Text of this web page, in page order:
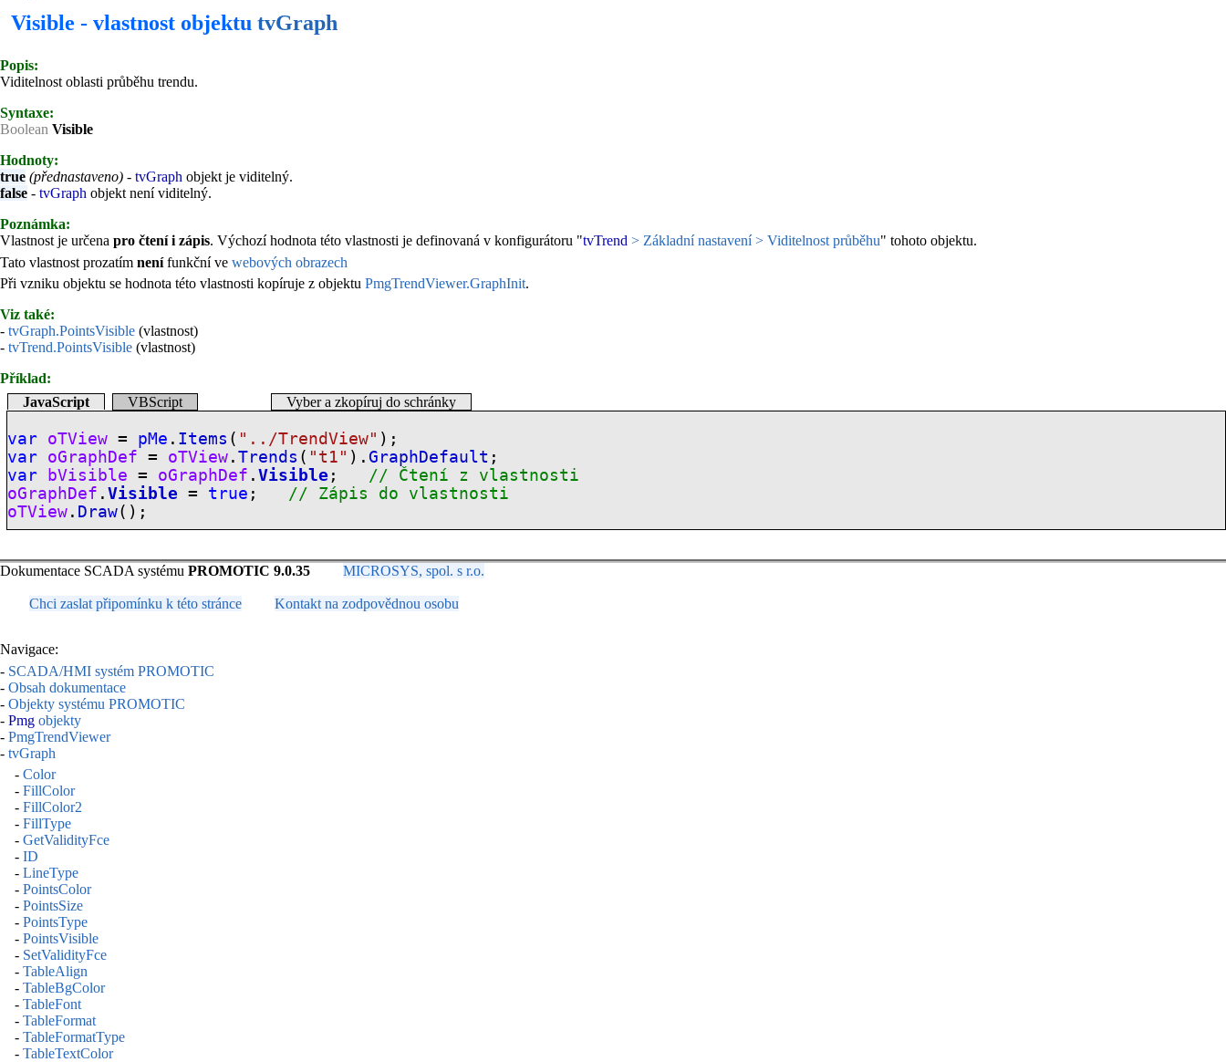
Visible - vlastnost objektu tvGraph
Popis:
Viditelnost oblasti průběhu trendu.
Syntaxe:
Boolean Visible
Hodnoty:
true (přednastaveno) - tvGraph objekt je viditelný.
false - tvGraph objekt není viditelný.
Poznámka:
Vlastnost je určena pro čtení i zápis. Výchozí hodnota této vlastnosti je definovaná v konfigurátoru "tvTrend > Základní nastavení > Viditelnost průběhu" tohoto objektu.
Tato vlastnost prozatím nenífunkční ve webových obrazech
Při vzniku objektu se hodnota této vlastnosti kopíruje z objektu PmgTrendViewer.GraphInit.
Viz také:
- tvGraph.PointsVisible (vlastnost)
- tvTrend.PointsVisible (vlastnost)
Příklad:
JavaScript
VBScript Vyber a zkopíruj do schránky
var oTView = pMe . Items ( "../TrendView" );
var oGraphDef = oTView .Trends ( "t1" ). GraphDefault ;
var
bVisible = oGraphDef .Visible ; // Čtení z vlastnosti
oGraphDef .Visible = true ; // Zápis do vlastnosti
oTView . Draw();
Dokumentace SCADA systému PROMOTIC 9.0.35 MICROSYS, spol. s r.o.
Chci zaslat připomínku k této stránce Kontakt na zodpovědnou osobu
Navigace:
- SCADA/HMI systém PROMOTIC
- Obsah dokumentace
- Objekty systému PROMOTIC
- Pmg objekty
- PmgTrendViewer
- tvGraph
- Color
- FillColor
- FillColor2
- FillType
- GetValidityFce
- ID
- LineType
- PointsColor
- PointsSize
- PointsType
- PointsVisible
- SetValidityFce
- TableAlign
- TableBgColor
- TableFont
- TableFormat
- TableFormatType
- TableTextColor